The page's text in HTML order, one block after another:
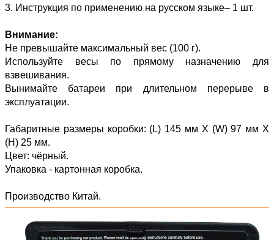
3. Инструкция по применению на русском языке– 1 шт.
Внимание:
Не превышайте максимальный вес (100 г).
Используйте весы по прямому назначению для
взвешивания.
Вынимайте батареи при длительном перерыве в
эксплуатации.
Габаритные размеры коробки: (L) 145 мм Х (W) 97 мм Х
(H) 25 мм.
Цвет: чёрный.
Упаковка - картонная коробка.
Производство Китай.